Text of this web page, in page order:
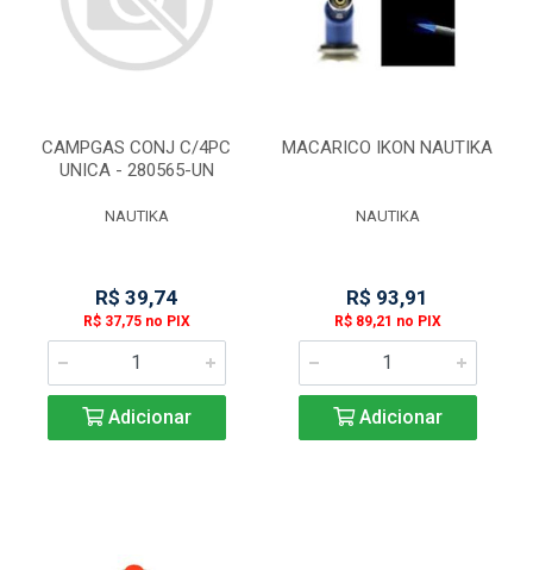
CAMPGAS CONJ C/4PC
UNICA - 280565-UN
NAUTIKA
R$ 39,74
R$ 37,75 no PIX
Adicionar
MACARICO IKON NAUTIKA
NAUTIKA
R$ 93,91
R$ 89,21 no PIX
Adicionar